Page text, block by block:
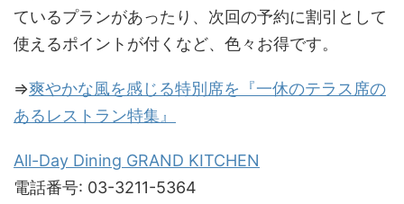
ているプランがあったり、次回の予約に割引として
使えるポイントが付くなど、色々お得です。
⇒爽やかな風を感じる特別席を『一休のテラス席の
あるレストラン特集』
All-Day Dining GRAND KITCHEN
電話番号: 03-3211-5364